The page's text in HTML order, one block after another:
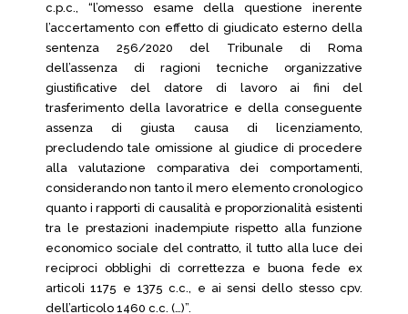
c.p.c., “l’omesso esame della questione inerente
l’accertamento con effetto di giudicato esterno della
sentenza 256/2020 del Tribunale di Roma
dell’assenza di ragioni tecniche organizzative
giustificative del datore di lavoro ai fini del
trasferimento della lavoratrice e della conseguente
assenza di giusta causa di licenziamento,
precludendo tale omissione al giudice di procedere
alla valutazione comparativa dei comportamenti,
considerando non tanto il mero elemento cronologico
quanto i rapporti di causalità e proporzionalità esistenti
tra le prestazioni inadempiute rispetto alla funzione
economico sociale del contratto, il tutto alla luce dei
reciproci obblighi di correttezza e buona fede ex
articoli 1175 e 1375 c.c., e ai sensi dello stesso cpv.
dell’articolo 1460 c.c. (…)”.